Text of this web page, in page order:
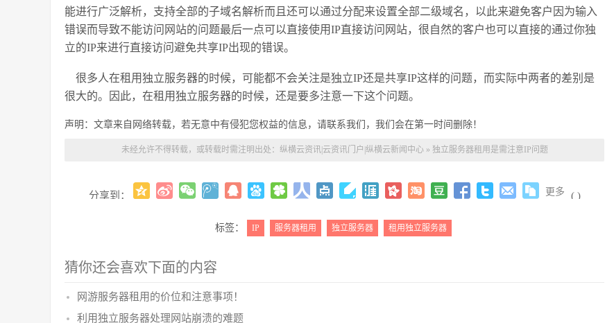
能进行广泛解析，支持全部的子域名解析而且还可以通过分配来设置全部二级域名，以此来避免客户因为输入
错误而导致不能访问网站的问题最后一点可以直接使用IP直接访问网站，很自然的客户也可以直接的通过你独
立的IP来进行直接访问避免共享IP出现的错误。
很多人在租用独立服务器的时候，可能都不会关注是独立IP还是共享IP这样的问题，而实际中两者的差别是
很大的。因此，在租用独立服务器的时候，还是要多注意一下这个问题。
声明：文章来自网络转载，若无意中有侵犯您权益的信息，请联系我们，我们会在第一时间删除！
未经允许不得转载，或转载时需注明出处： 纵横云资讯|云资讯门户|纵横云新闻中心» 独立服务器租用是需注意IP问题
分享到： 更多 ( )
标签： IP 服务器租用 独立服务器 租用独立服务器
猜你还会喜欢下面的内容
网游服务器租用的价位和注意事项！
利用独立服务器处理网站崩溃的难题